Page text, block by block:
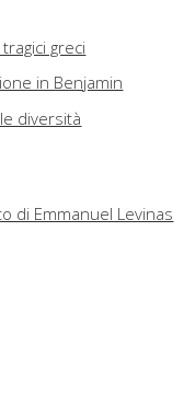
greci
in Benjamin
diversità
di Emmanuel Levinas